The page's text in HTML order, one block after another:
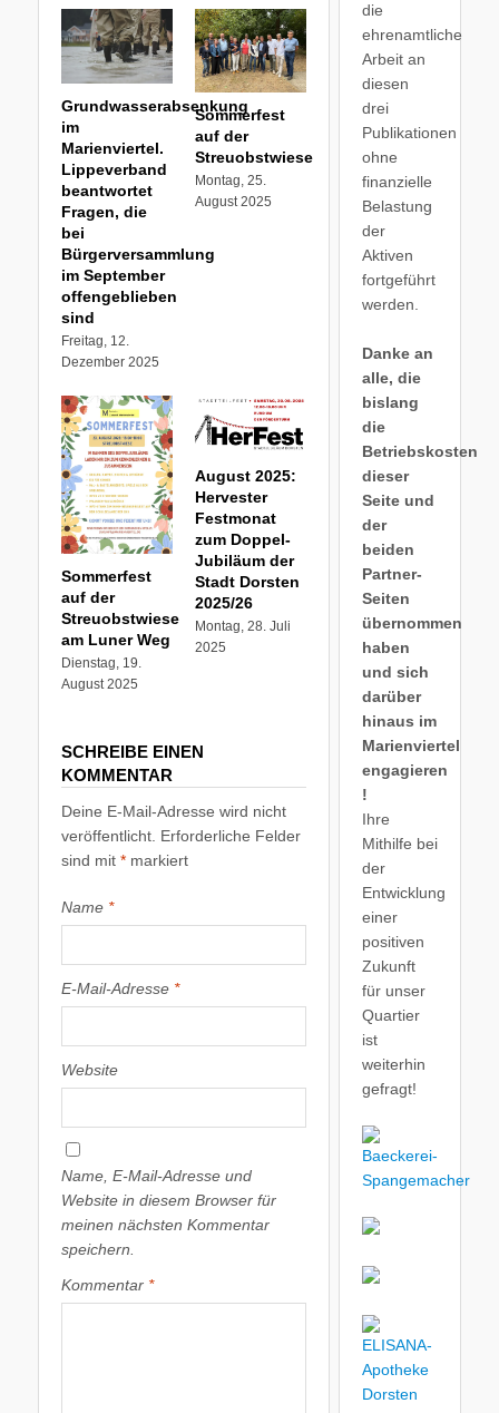
Grundwasserabsenkung
im
Marienviertel.
Lippeverband
beantwortet
Fragen, die
bei
Bürgerversammlung
im September
offengeblieben
sind
Freitag, 12.
Dezember 2025
Sommerfest
auf der
Streuobstwiese
Montag, 25.
August 2025
Sommerfest
auf der
Streuobstwiese
am Luner Weg
Dienstag, 19.
August 2025
August 2025:
Hervester
Festmonat
zum Doppel-
Jubiläum der
Stadt Dorsten
2025/26
Montag, 28. Juli
2025
SCHREIBE EINEN
KOMMENTAR
Deine E-Mail-Adresse wird nicht
veröffentlicht. Erforderliche Felder
sind mit *markiert
Name *
E-Mail-Adresse *
Website
Name, E-Mail-Adresse und
Website in diesem Browser für
meinen nächsten Kommentar
speichern.
Kommentar *
die
ehrenamtliche
Arbeit an
diesen
drei
Publikationen
ohne
finanzielle
Belastung
der
Aktiven
fortgeführt
werden.
Danke an
alle, die
bislang
die
Betriebskosten
dieser
Seite und
der
beiden
Partner-
Seiten
übernommen
haben
und sich
darüber
hinaus im
Marienviertel
engagieren
!
Ihre
Mithilfe bei
der
Entwicklung
einer
positiven
Zukunft
für unser
Quartier
ist
weiterhin
gefragt!